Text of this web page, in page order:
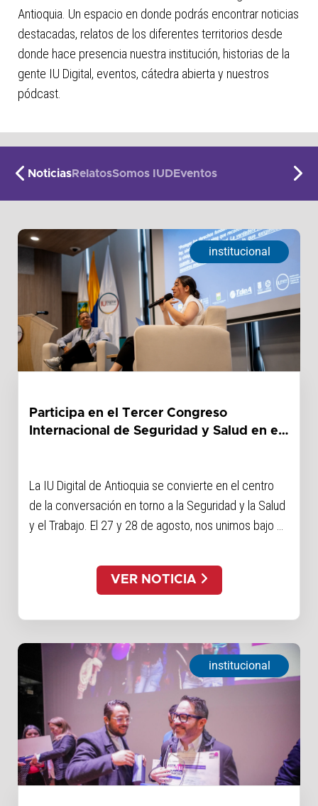
Antioquia. Un espacio en donde podrás encontrar noticias
destacadas, relatos de los diferentes territorios desde
donde hace presencia nuestra institución, historias de la
gente IU Digital, eventos, cátedra abierta y nuestros
pódcast.
NoticiasRelatosSomos IUDEventos
institucional
Participa en el Tercer Congreso
Internacional de Seguridad y Salud en el
La IU Digital de Antioquia se convierte en el centro
de la conversación en torno a la Seguridad y la Salud
y el Trabajo. El 27 y 28 de agosto, nos unimos bajo el
expertos de nueve países en un evento híbrido.
VER NOTICIA
institucional